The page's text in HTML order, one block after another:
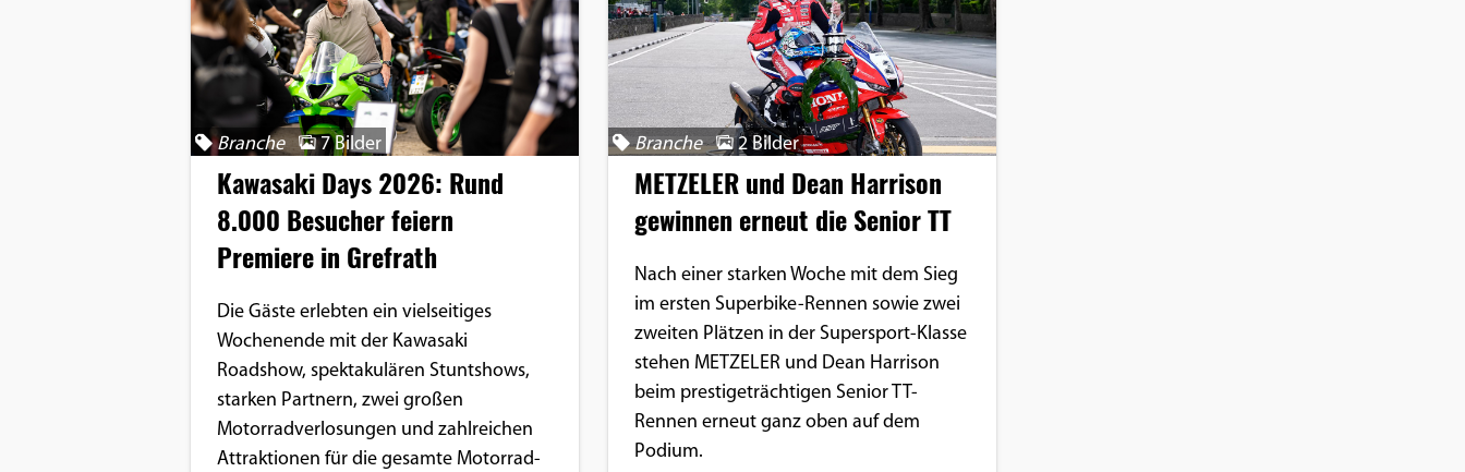
Branche 7 Bilder
Kawasaki Days 2026: Rund
8.000 Besucher feiern
Premiere in Grefrath
Die Gäste erlebten ein vielseitiges
Wochenende mit der Kawasaki
Roadshow, spektakulären Stuntshows,
starken Partnern, zwei großen
Motorradverlosungen und zahlreichen
Attraktionen für die gesamte Motorrad-
Branche 2 Bilder
METZELER und Dean Harrison
gewinnen erneut die Senior TT
Nach einer starken Woche mit dem Sieg
im ersten Superbike-Rennen sowie zwei
zweiten Plätzen in der Supersport-Klasse
stehen METZELER und Dean Harrison
beim prestigeträchtigen Senior TT-
Rennen erneut ganz oben auf dem
Podium.